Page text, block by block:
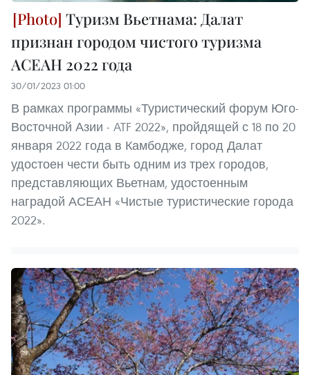
Туризм Вьетнама: Далат
признан городом чистого туризма
АСЕАН 2022 года
30/01/2023 01:00
В рамках программы «Туристический форум Юго-
Восточной Азии - ATF 2022», пройдящей с 18 по 20
января 2022 года в Камбодже, город Далат
удостоен чести быть одним из трех городов,
представляющих Вьетнам, удостоенным
наградой АСЕАН «Чистые туристические города
2022».